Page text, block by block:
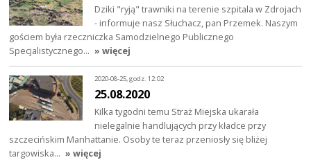
Dziki "ryją" trawniki na terenie szpitala w Zdrojach
- informuje nasz Słuchacz, pan Przemek. Naszym
gościem była rzeczniczka Samodzielnego Publicznego
Specjalistycznego… » więcej
2020-08-25, godz. 12:02
25.08.2020
Kilka tygodni temu Straż Miejska ukarała
nielegalnie handlujących przy kładce przy
szczecińskim Manhattanie. Osoby te teraz przeniosły się bliżej
targowiska… » więcej